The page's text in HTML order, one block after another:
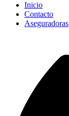
Inicio
Contacto
Aseguradoras